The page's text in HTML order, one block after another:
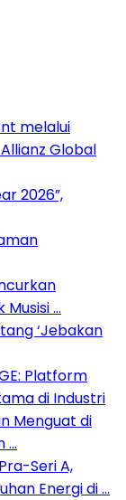
melalui
Global
2026”,
Musisi …
‘Jebakan
Platform
di Industri
Menguat di
…
Seri A,
Energi di …